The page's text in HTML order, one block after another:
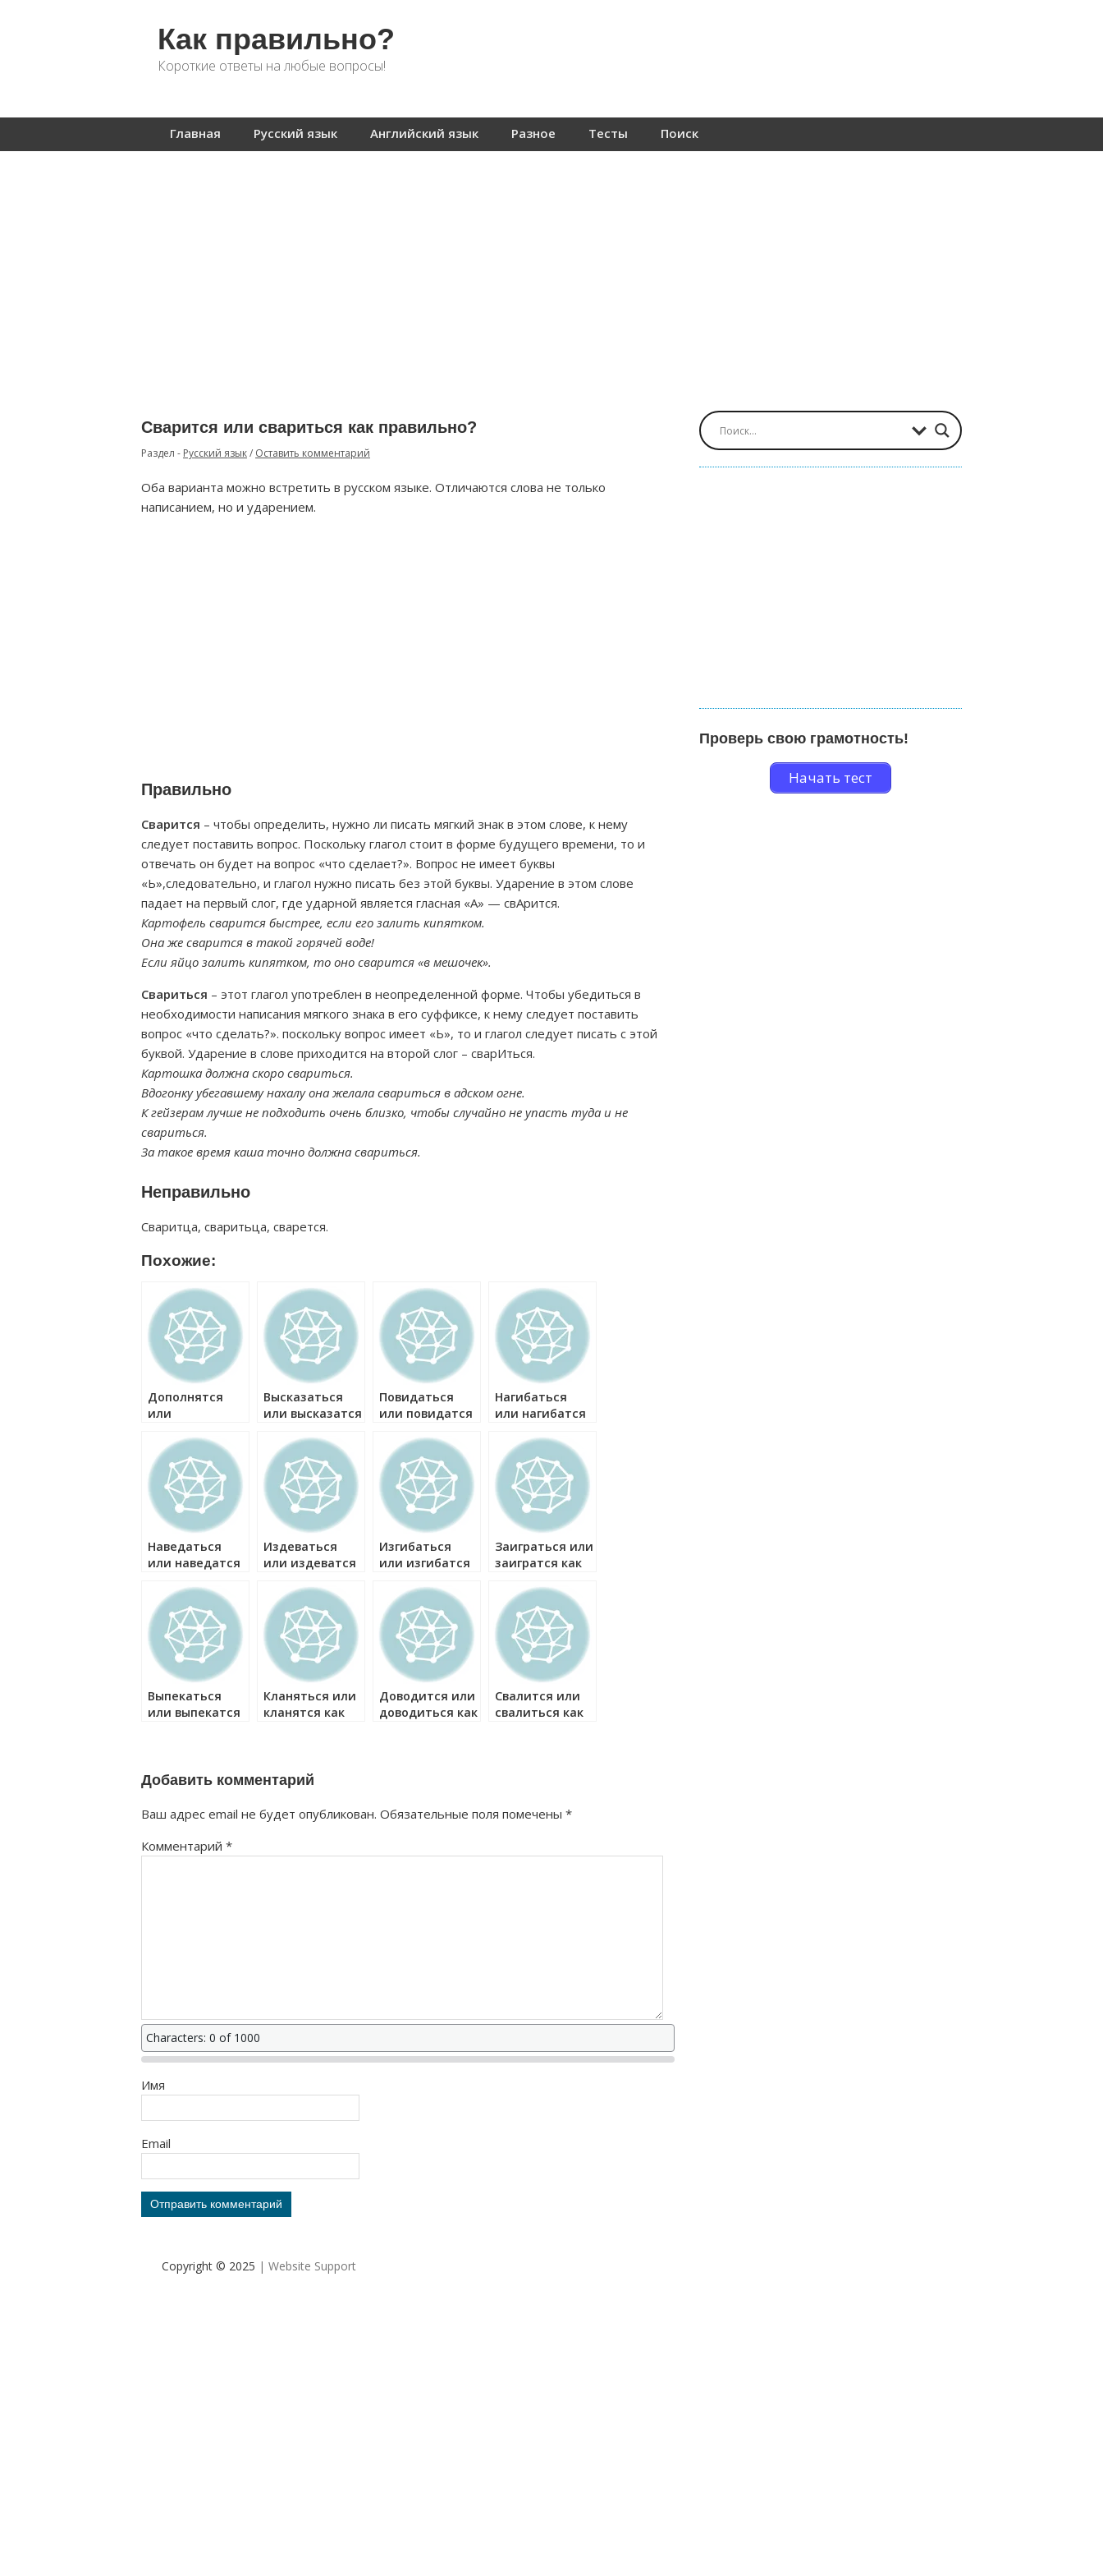
Как правильно?
Короткие ответы на любые вопросы!
Главная Русский язык Английский язык Разное Тесты Поиск
Сварится или свариться как правильно?
Раздел - Русский язык/ Оставить комментарий
Оба варианта можно встретить в русском языке. Отличаются слова не только
написанием, но и ударением.
Правильно
Сварится – чтобы определить, нужно ли писать мягкий знак в этом слове, к нему
следует поставить вопрос. Поскольку глагол стоит в форме будущего времени, то и
отвечать он будет на вопрос «что сделает?». Вопрос не имеет буквы
«Ь»,следовательно, и глагол нужно писать без этой буквы. Ударение в этом слове
падает на первый слог, где ударной является гласная «А» — свАрится.
Картофель сварится быстрее, если его залить кипятком.
Она же сварится в такой горячей воде!
Если яйцо залить кипятком, то оно сварится «в мешочек».
Свариться – этот глагол употреблен в неопределенной форме. Чтобы убедиться в
необходимости написания мягкого знака в его суффиксе, к нему следует поставить
вопрос «что сделать?». поскольку вопрос имеет «Ь», то и глагол следует писать с этой
буквой. Ударение в слове приходится на второй слог – сварИться.
Картошка должна скоро свариться.
Вдогонку убегавшему нахалу она желала свариться в адском огне.
К гейзерам лучше не подходить очень близко, чтобы случайно не упасть туда и не
свариться.
За такое время каша точно должна свариться.
Неправильно
Сваритца, сваритьца, сварется.
Похожие:
Дополнятся
или
как правильно?
Высказаться
или высказатся
Повидаться
или повидатся
Нагибаться
или нагибатся
Наведаться
или наведатся
Издеваться
или издеватся
Изгибаться
или изгибатся
Заиграться или
заигратся как
Выпекаться
или выпекатся
Кланяться или
кланятся как
Доводится или
доводиться как
Свалится или
свалиться как
Добавить комментарий
Ваш адрес email не будет опубликован. Обязательные поля помечены *
Комментарий *
Characters: 0 of 1000
Имя
Email
Проверь свою грамотность!
Начать тест
Copyright © 2025 | Website Support